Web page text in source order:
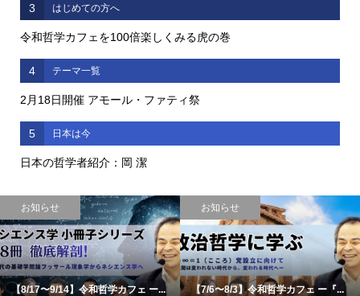
3 はじめての方へ
令和哲学カフェを100倍楽しくみる虎の巻
4 テーマ一覧
2月18日開催 アモール・ファティ祭
5 日本は今
日本の哲学者紹介：岡 潔
お知らせ
【8/17〜9/14】令和哲学カフェ ー...
お知らせ
【7/6〜8/3】令和哲学カフェ ー『...